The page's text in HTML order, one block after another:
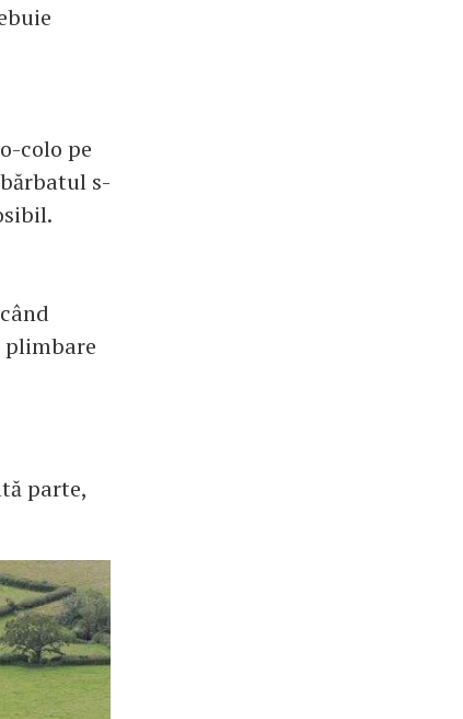
colo pe
s-
plimbare
parte,